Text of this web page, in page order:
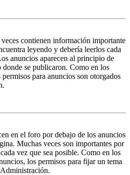
contienen información importante
leyendo y debería leerlos cada
anuncios aparecen al principio de
donde se publicaron. Como en los
para anuncios son otorgados
en el foro por debajo de los anuncios
Muchas veces son importantes por
vez que sea posible. Como en los
los permisos para fijar un tema